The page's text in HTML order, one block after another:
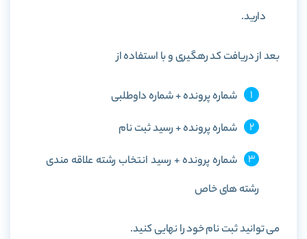
دارید.
بعد از دریافت کد رهگیری و با استفاده از
شماره پرونده + شماره داوطلبی
شماره پرونده + رسید ثبت نام
شماره پرونده + رسید انتخاب رشته علاقه مندی
رشته های خاص
می توانید ثبت نام خود را نهایی کنید.